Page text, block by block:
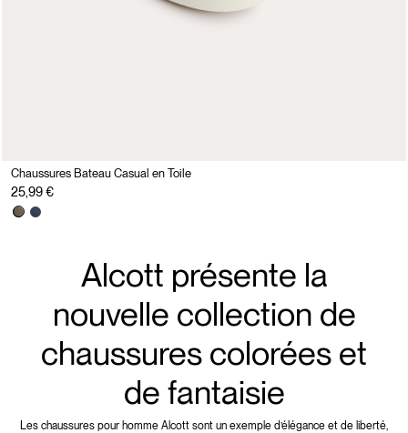
Chaussures Bateau Casual en Toile
25,99 €
Alcott présente la
nouvelle collection de
chaussures colorées et
de fantaisie
Les chaussures pour homme Alcott sont un exemple d’élégance et de liberté,